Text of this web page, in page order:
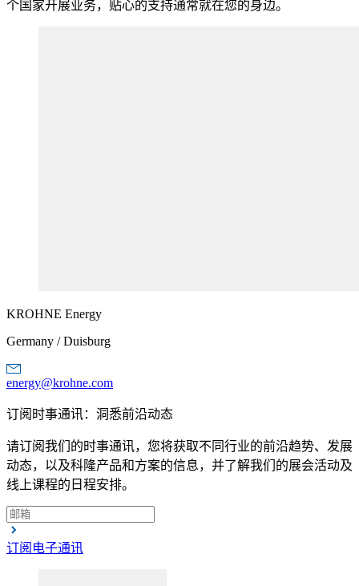
个国家开展业务，贴心的支持通常就在您的身边。
KROHNE Energy
Germany / Duisburg
energy@krohne.com
订阅时事通讯：洞悉前沿动态
请订阅我们的时事通讯，您将获取不同行业的前沿趋势、发展
动态，以及科隆产品和方案的信息，并了解我们的展会活动及
线上课程的日程安排。
订阅电子通讯